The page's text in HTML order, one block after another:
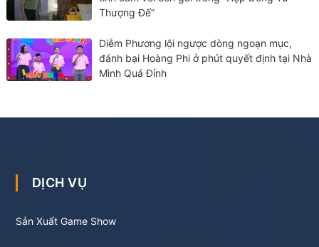
Thượng Đế”
Diễm Phương lội ngược dòng ngoạn mục,
đánh bại Hoàng Phi ở phút quyết định tại Nhà
Mình Quá Đỉnh
DỊCH VỤ
Sản Xuất Game Show